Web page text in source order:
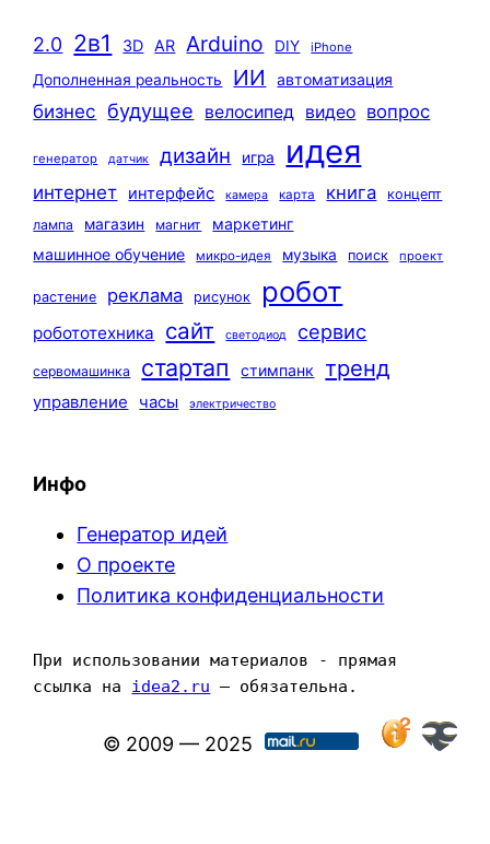
2.0 2в1 3D AR Arduino DIY iPhone
Дополненная реальность ИИ автоматизация
бизнес будущее велосипед видео вопрос
генератор датчик дизайн игра идея
интернет интерфейс камера карта книга
концепт
лампа
магазин магнит
маркетинг
машинное обучение
микро-идея музыка поиск проект
растение реклама рисунок робот
робототехника сайт светодиод сервис
сервомашинка стартап стимпанк тренд
управление часы электричество
Инфо
Генератор идей
О проекте
Политика конфиденциальности
При использовании материалов - прямая
ссылка на idea2.ru — обязательна.
© 2009 — 2025